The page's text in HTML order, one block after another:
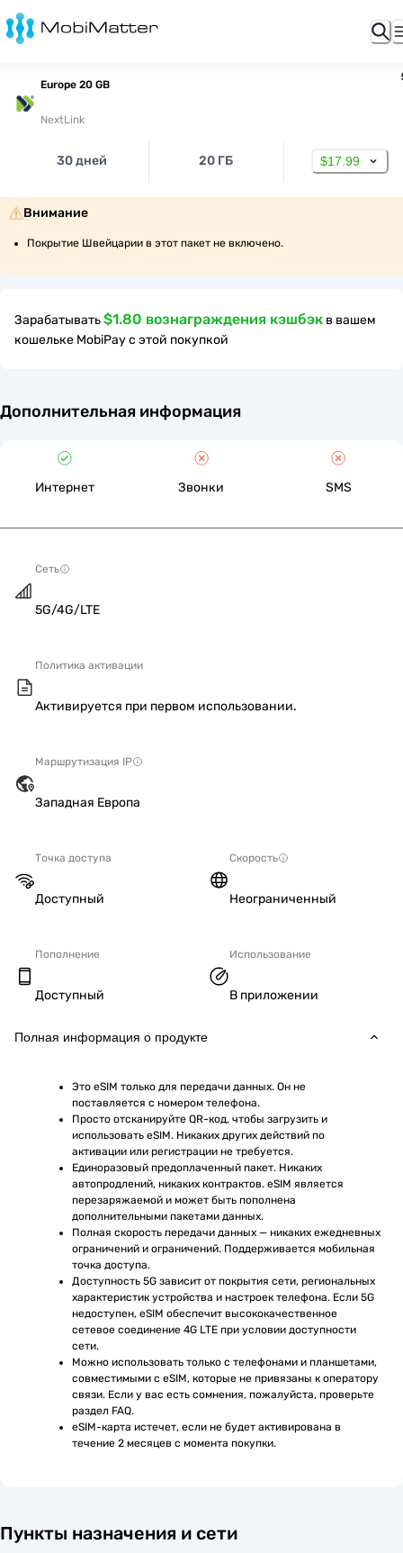
Europe 20 GB
NextLink
30 дней 20 ГБ $17.99
Внимание
Покрытие Швейцарии в этот пакет не включено.
Зарабатывать$1.80 вознаграждения кэшбэк в вашем
кошельке MobiPay с этой покупкой
Дополнительная информация
Интернет Звонки SMS
Сеть
5G/4G/LTE
Политика активации
Активируется при первом использовании.
Маршрутизация IP
Западная Европа
Точка доступа
Доступный
Скорость
Неограниченный
Пополнение
Доступный
Использование
В приложении
Полная информация о продукте
Это eSIM только для передачи данных. Он не
поставляется с номером телефона.
Просто отсканируйте QR-код, чтобы загрузить и
использовать eSIM. Никаких других действий по
активации или регистрации не требуется.
Единоразовый предоплаченный пакет. Никаких
автопродлений, никаких контрактов. eSIM является
перезаряжаемой и может быть пополнена
дополнительными пакетами данных.
Полная скорость передачи данных — никаких ежедневных
ограничений и ограничений. Поддерживается мобильная
точка доступа.
Доступность 5G зависит от покрытия сети, региональных
характеристик устройства и настроек телефона. Если 5G
недоступен, eSIM обеспечит высококачественное
сетевое соединение 4G LTE при условии доступности
сети.
Можно использовать только с телефонами и планшетами,
совместимыми с eSIM, которые не привязаны к оператору
связи. Если у вас есть сомнения, пожалуйста, проверьте
раздел FAQ.
eSIM-карта истечет, если не будет активирована в
течение 2 месяцев с момента покупки.
Пункты назначения и сети